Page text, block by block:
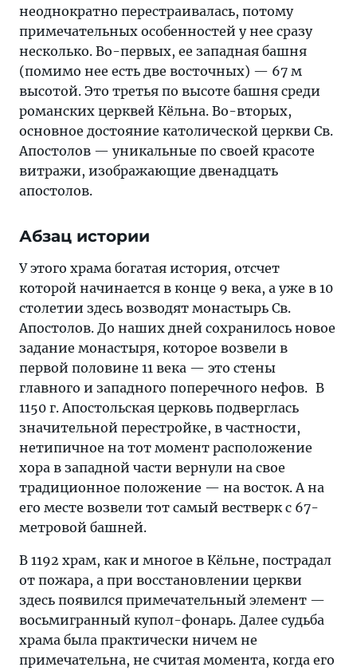
неоднократно перестраивалась, потому
примечательных особенностей у нее сразу
несколько. Во-первых, ее западная башня
(помимо нее есть две восточных) — 67 м
высотой. Это третья по высоте башня среди
романских церквей Кёльна. Во-вторых,
основное достояние католической церкви Св.
Апостолов — уникальные по своей красоте
витражи, изображающие двенадцать
апостолов.
Абзац истории
У этого храма богатая история, отсчет
которой начинается в конце 9 века, а уже в 10
столетии здесь возводят монастырь Св.
Апостолов. До наших дней сохранилось новое
задание монастыря, которое возвели в
первой половине 11 века — это стены
главного и западного поперечного нефов. В
1150 г. Апостольская церковь подверглась
значительной перестройке, в частности,
нетипичное на тот момент расположение
хора в западной части вернули на свое
традиционное положение — на восток. А на
его месте возвели тот самый вестверк с 67-
метровой башней.
В 1192 храм, как и многое в Кёльне, пострадал
от пожара, а при восстановлении церкви
здесь появился примечательный элемент —
восьмигранный купол-фонарь. Далее судьба
храма была практически ничем не
примечательна, не считая момента, когда его